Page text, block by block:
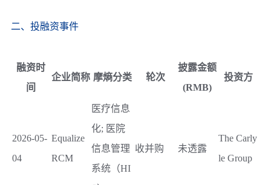
二、投融资事件
融资时
间
企业简称 摩熵分类 轮次
披露金额
(RMB)
投资方
2026-05-
04
Equalize
RCM
医疗信息
化; 医院
信息管理
系统（HI
收并购 未透露
The Carly
le Group